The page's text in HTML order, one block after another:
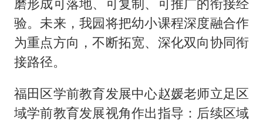
验。未来，我园将把幼小课程深度融合作
为重点方向，不断拓宽、深化双向协同衔
接路径。
福田区学前教育发展中心赵媛老师立足区
域学前教育发展视角作出指导：后续区域